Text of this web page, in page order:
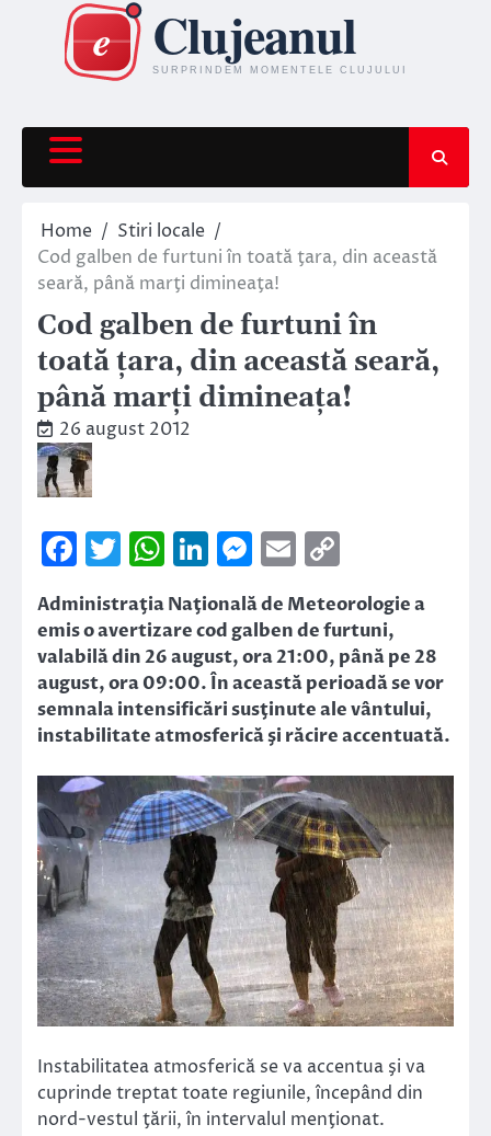
content
Home
Stiri locale
Cod galben de furtuni în toată ţara, din această
seară, până marţi dimineaţa!
Cod galben de furtuni în
toată ţara, din această seară,
până marţi dimineaţa!
26 august 2012
Facebook
Twitter
WhatsApp
LinkedIn
Messenger
Email
Link
Administraţia Naţională de Meteorologie a
emis o avertizare cod galben de furtuni,
valabilă din 26 august, ora 21:00, până pe 28
august, ora 09:00. În această perioadă se vor
semnala intensificări susţinute ale vântului,
instabilitate atmosferică şi răcire accentuată.
Instabilitatea atmosferică se va accentua şi va
cuprinde treptat toate regiunile, începând din
nord-vestul ţării, în intervalul menţionat.